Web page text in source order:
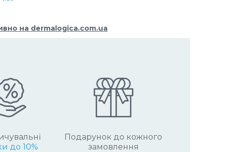
на dermalogica.com.ua
до 10%
Подарунок до кожного
замовлення